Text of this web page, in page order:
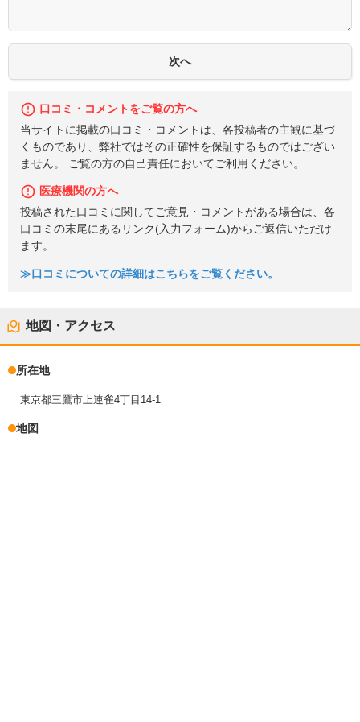
口コミ・コメントをご覧の方へ
当サイトに掲載の口コミ・コメントは、各投稿者の主観に基づ
くものであり、弊社ではその正確性を保証するものではござい
ません。 ご覧の方の自己責任においてご利用ください。
医療機関の方へ
投稿された口コミに関してご意見・コメントがある場合は、各
口コミの末尾にあるリンク(入力フォーム)からご返信いただけ
ます。
≫口コミについての詳細はこちらをご覧ください。
地図・アクセス
所在地
東京都三鷹市上連雀4丁目14-1
地図